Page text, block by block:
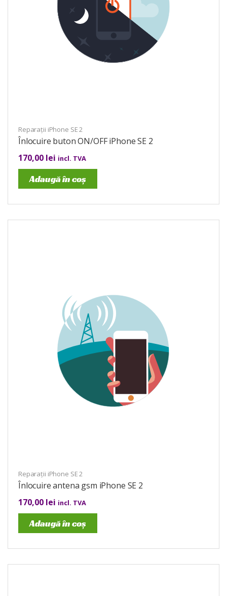
Reparații iPhone SE 2
Înlocuire buton ON/OFF iPhone SE 2
170,00 lei incl. TVA
Adaugă în coș
Reparații iPhone SE 2
Înlocuire antena gsm iPhone SE 2
170,00 lei incl. TVA
Adaugă în coș